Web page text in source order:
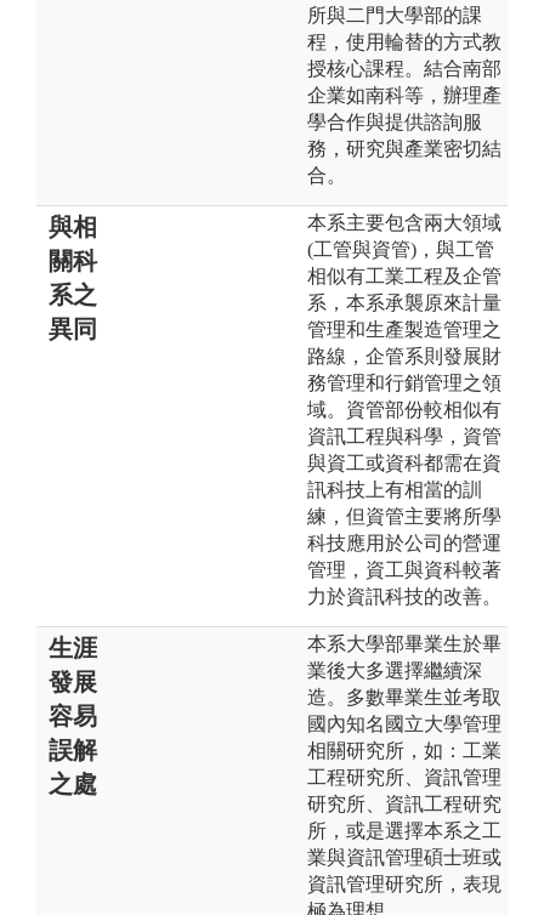
所與二門大學部的課
程，使用輪替的方式教
授核心課程。結合南部
企業如南科等，辦理產
學合作與提供諮詢服
務，研究與產業密切結
合。
與相
關科
系之
異同
本系主要包含兩大領域
(工管與資管)，與工管
相似有工業工程及企管
系，本系承襲原來計量
管理和生產製造管理之
路線，企管系則發展財
務管理和行銷管理之領
域。資管部份較相似有
資訊工程與科學，資管
與資工或資科都需在資
訊科技上有相當的訓
練，但資管主要將所學
科技應用於公司的營運
管理，資工與資科較著
力於資訊科技的改善。
生涯
發展
容易
誤解
之處
本系大學部畢業生於畢
業後大多選擇繼續深
造。多數畢業生並考取
國內知名國立大學管理
相關研究所，如：工業
工程研究所、資訊管理
研究所、資訊工程研究
所，或是選擇本系之工
業與資訊管理碩士班或
資訊管理研究所，表現
極為理想。